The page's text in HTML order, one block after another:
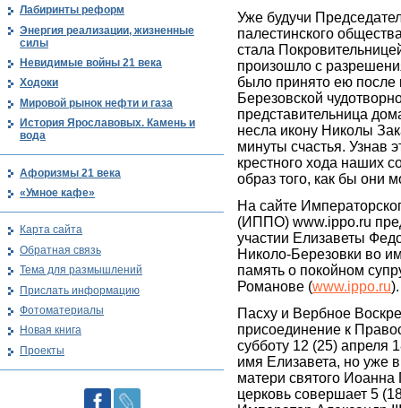
Уже будучи
палестинского
стала
произошло с
было принято ею после
Березовской
представительница
несла икону Николы
минуты счастья. Узнав
крестного хода наших
образ того, как бы они
На сайте
(ИППО) www.ippo.ru
участии Елизаветы
Николо-Березовки во
память о покойном
Романове (www.ippo.ru).
Пасху и Вербное
присоединение к
субботу 12 (25) апреля
имя Елизавета, но уже
матери святого
церковь совершает 5
Лабиринты реформ
Энергия реализации, жизненные
силы
Невидимые войны 21 века
Ходоки
Мировой рынок нефти и газа
История Ярославовых. Камень и
вода
Афоризмы 21 века
«Умное кафе»
Карта сайта
Обратная связь
Тема для размышлений
Прислать информацию
Фотоматериалы
Новая книга
Проекты